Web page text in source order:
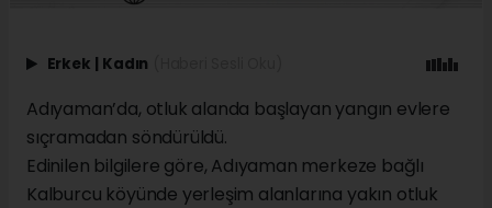
Erkek | Kadın
Adıyaman’da, otluk alanda başlayan yangın evlere
sıçramadan söndürüldü.
Edinilen bilgilere göre, Adıyaman merkeze bağlı
Kalburcu köyünde yerleşim alanlarına yakın otluk